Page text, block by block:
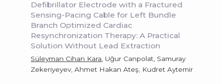
Defibrillator Electrode with a Fractured
Sensing-Pacing Cable for Left Bundle
Branch Optimized Cardiac
Resynchronization Therapy: A Practical
Solution Without Lead Extraction
Süleyman Cihan Kara , Uğur Canpolat, Samuray
Zekeriyeyev, Ahmet Hakan Ateş, Kudret Aytemir